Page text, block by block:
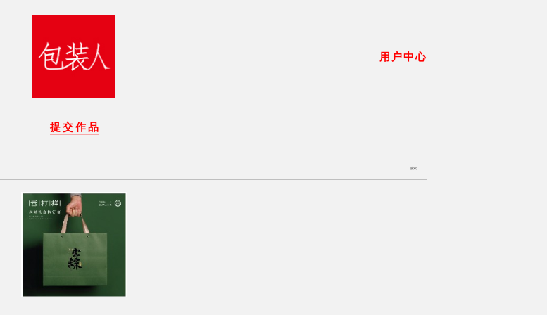
用户中心
提 交 作 品
搜索